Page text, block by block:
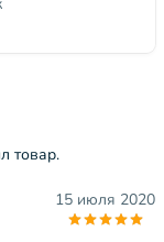
товар.
15 июля 2020